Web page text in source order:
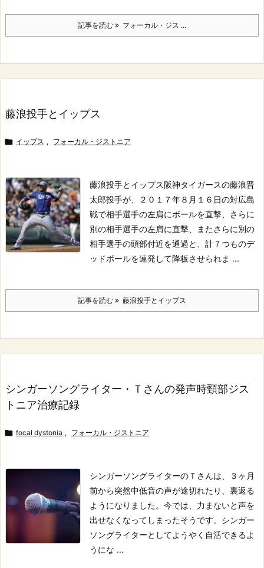
記事を読む フォーカル・ジス ...
藤浪投手とイップス
 イップス , フォーカル・ジストニア
藤浪投手とイップス阪神タイガースの藤浪晋
太郎投手が、２０１７年８月１６日の対広島
戦で相手選手の左肩にボールを直撃、さらに
別の相手選手の左肩に直撃、またさらに別の
相手選手の頭部付近を通過と、計７つものデ
ッドボールを連発して降板させられま ...
記事を読む 藤浪投手とイップス
シンガーソングライター・Ｔさんの発声時頸部ジス
トニア治療記録
 focal dystonia , フォーカル・ジストニア
シンガーソングライターのＴさんは、３ヶ月
前から突然中低音の声が途切れたり、裏返る
ようになりました。 今では、力まないと声を
出せなくなってしまったそうです。 シンガー
ソングライターとしてようやく自活できるよ
うにな ...